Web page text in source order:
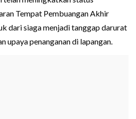
Tempat Pembuangan Akhir
dari siaga menjadi tanggap darurat
upaya penanganan di lapangan.